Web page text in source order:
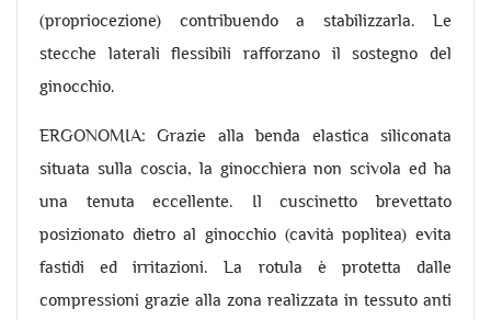
(propriocezione) contribuendo a stabilizzarla. Le
stecche laterali flessibili rafforzano il sostegno del
ginocchio.
ERGONOMIA: Grazie alla benda elastica siliconata
situata sulla coscia, la ginocchiera non scivola ed ha
una tenuta eccellente. Il cuscinetto brevettato
posizionato dietro al ginocchio (cavità poplitea) evita
fastidi ed irritazioni. La rotula è protetta dalle
compressioni grazie alla zona realizzata in tessuto anti